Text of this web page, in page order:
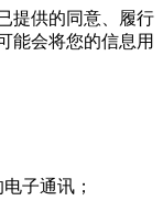
提供的同意、履行
能会将您的信息用
子通讯；